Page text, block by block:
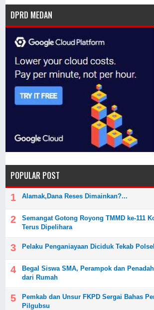
DPRD MEDAN
POPULAR POST
Alamak,Dana Reses Dimainkan?...
Semangat Gotong Royong TMMD ke-111
Terus Dipelihara
Pelaku Penganiayaan Diciduk Tekab
Begal Siswa SMA, Perampok dan
dari Rumah
Pemkab dan Unsur FKPD Sergai Bahas
Pilgubsu